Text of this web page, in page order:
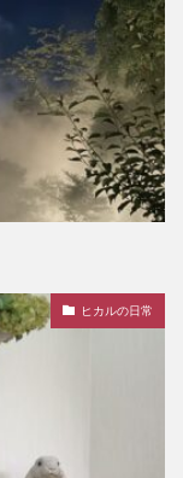
ヒカルの日常